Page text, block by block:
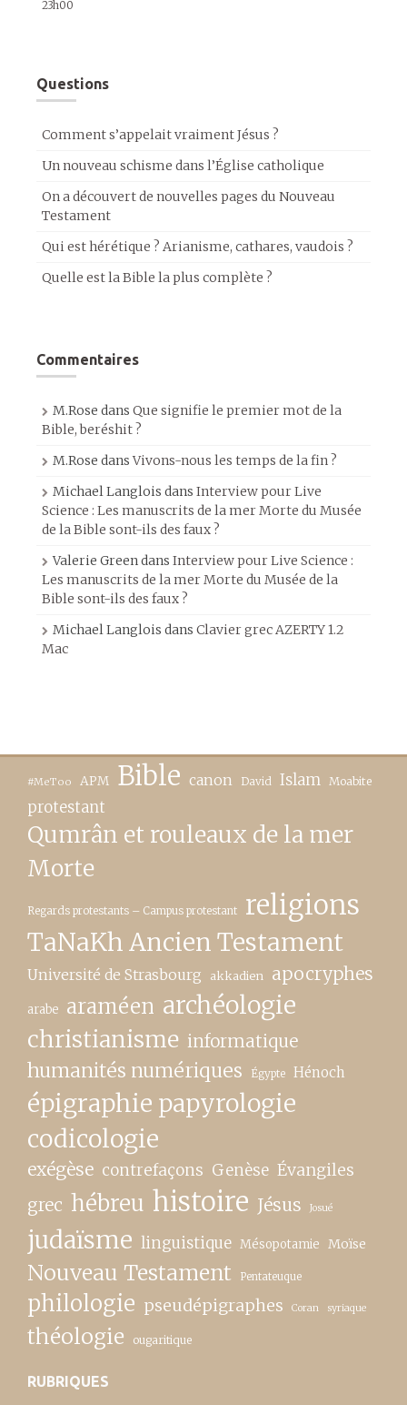
23h00
Questions
Comment s’appelait vraiment Jésus ?
Un nouveau schisme dans l’Église catholique
On a découvert de nouvelles pages du Nouveau
Testament
Qui est hérétique ? Arianisme, cathares, vaudois ?
Quelle est la Bible la plus complète ?
Commentaires
M.Rose dans Que signifie le premier mot de la
Bible, beréshit ?
M.Rose dansVivons-nous les temps de la fin ?
Michael Langlois dans Interview pour Live
Science : Les manuscrits de la mer Morte du Musée
de la Bible sont-ils des faux ?
Valerie Greendans Interview pour Live Science :
Les manuscrits de la mer Morte du Musée de la
Bible sont-ils des faux ?
Michael Langlois dans Clavier grec AZERTY 1.2
Mac
#MeToo APM Bible canon David Islam Moabite
protestant
Qumrân et rouleaux de la mer
Morte
Regards protestants – Campus protestant religions
TaNaKh Ancien Testament
Université de Strasbourg akkadien apocryphes
arabe araméen archéologie
christianisme informatique
humanités numériques Égypte Hénoch
épigraphie papyrologie
codicologie
exégèse contrefaçons Genèse Évangiles
grec hébreu histoire Jésus Josué
judaïsme linguistique Mésopotamie Moïse
Nouveau Testament Pentateuque
philologie pseudépigraphes Coran syriaque
théologie ougaritique
RUBRIQUES